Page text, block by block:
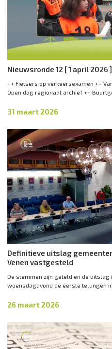
Nieuwsronde 12 [ 1 april 2026 ]
++ Fietsers op verkeersexamen ++
Open dag regionaal archief ++
31 maart 2026
Definitieve uitslag
Venen vastgesteld
De stemmen zijn geteld en de
woensdagavond de eerste tellingen in
26 maart 2026